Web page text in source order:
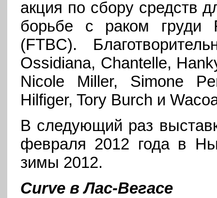
акция по сбору средств
борьбе с раком груди
(FTBC).
Ossidiana, Chantelle,
Nicole Miller, Simone
Hilfiger, Tory Burch и
В следующий раз
февраля 2012 года в
зимы 2012.
Curve в Лас-Вегасе